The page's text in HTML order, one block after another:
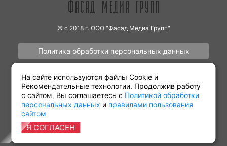
помощью имеющегося графика
(медиаплана).
Итак, как видим, процесс размещения
рекламы на радио является довольно
простым. В среднем для размещения рекламы
у заказчика нет рекламного ролика. В случае,
если рекламодатель предоставляет готовый
рекламный материал процесс размещения
рекламы на радио может занять от 3 до 5
рабочих дней.
© с 2018 г. ООО "Фасад Медиа Групп"
Политика обработки персональных данных
Партнёрам
На сайте используются файлы Cookie и
Рекомендательные технологии. Продолжив работу
с сайтом, Вы соглашаетесь с Политикой обработки
персональных данных и правилами пользования
сайтом
Я СОГЛАСЕН